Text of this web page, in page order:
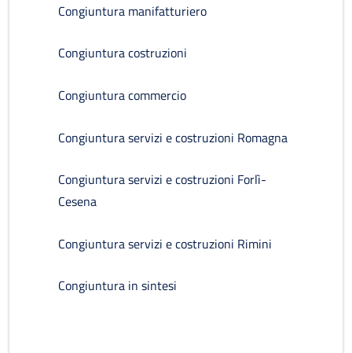
Congiuntura manifatturiero
Congiuntura costruzioni
Congiuntura commercio
Congiuntura servizi e costruzioni Romagna
Congiuntura servizi e costruzioni Forlì-
Cesena
Congiuntura servizi e costruzioni Rimini
Congiuntura in sintesi